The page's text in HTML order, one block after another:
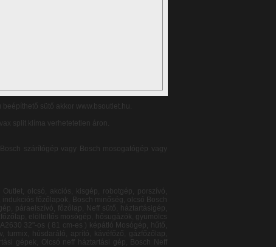
sütő akkor www.bsoutlet.hu.
split klíma verhetetetlen áron.
szárítógép vagy Bosch mosogatógép vagy
indukciós főzőlapok, Bosch minőség, olcsó Bosch háztartási gépek, Olcsó neff háztartási gép, Bosch Neff Outlet KG39VVL31 Aprító, turmix, mixer, húsdaráló Mosógép, hűtő, mosógatógép, páraelszívó, főzőlap, háztartásigép, Outlet, olcsó, akciós, kisgép, robotgép, porszívó, kenyérpiritó, hajszárító, tv, turmix, húsdaráló, aprító, kávéfőző, gázfőzőlap, elöltöltős mosógép, hősugázók, gyümölcs centrifugák, indukciós főzőlapok, Bosch minőség, olcsó Bosch háztartási gépek, Olcsó neff háztartási gép, Bosch Neff Outlet KG39VVW30 Aprító, turmix, mixer, húsdaráló Mosógép, hűtő, mosógatógép, páraelszívó, főzőlap, háztartásigép, Outlet, olcsó, akciós, kisgép, robotgép, porszívó, kenyérpiritó, hajszárító, tv, turmix, húsdaráló, aprító, kávéfőző, gázfőzőlap, elöltöltős mosógép, hősugázók, gyümölcs centrifugák, indukciós főzőlapok, Bosch minőség, olcsó Bosch háztartási gépek, Olcsó neff háztartási gép, Bosch Neff Outlet KG49EAI30 Aprító, turmix, mixer, húsdaráló Mosógép, hűtő, mosógatógép, páraelszívó, főzőlap, háztartásigép, Outlet, olcsó, akciós, kisgép, robotgép, porszívó, kenyérpiritó, hajszárító, tv, turmix, húsdaráló, aprító, kávéfőző, gázfőzőlap, elöltöltős mosógép, hősugázók, gyümölcs centrifugák, indukciós főzőlapok, Bosch minőség, olcsó Bosch háztartási gépek, Olcsó neff háztartási gép, Bosch Neff Outlet KG49NAI22 Aprító, turmix, mixer, húsdaráló Mosógép, hűtő, mosógatógép, páraelszívó, főzőlap, háztartásigép, Midea klíma, Outlet, olcsó, akciós, kisgép, robotgép, porszívó, kenyérpiritó, hajszárító, tv, turmix, húsdaráló, aprító, kávéfőző, Neff sütő, gázfőzőlap, elöltöltős mosógép, hősugázók, gyümölcs centrifugák, indukciós főzőlapok, Bosch minőség, olcsó Bosch háztartási gépek, Olcsó neff háztartási gép, Bosch Neff Outlet KGE39AL40 Aprító, turmix, mixer, húsdaráló Mosógép, hűtő, mosógatógép, páraelszívó, főzőlap, háztartásigép, Outlet, olcsó, akciós, kisgép, robotgép, porszívó, kenyérpiritó, hajszárító, tv, turmix, húsdaráló, aprító, kávéfőző, gázfőzőlap, elöltöltős mosógép, hősugázók, gyümölcs centrifugák, indukciós főzőlapok, Bosch minőség, olcsó Bosch háztartási gépek, Olcsó neff háztartási gép, Bosch Neff Outlet KGE49AI30 Aprító, turmix, mixer, húsdaráló Mosógép, hűtő, mosógatógép, páraelszívó, főzőlap, háztartásigép, Outlet, Midea klíma, olcsó, akciós, kisgép, robotgép, porszívó, kenyérpiritó, hajszárító, tv, turmix, húsdaráló, aprító, kávéfőző, gázfőzőlap, elöltöltős mosógép, hősugázók, gyümölcs centrifugák, indukciós főzőlapok, Bosch minőség, olcsó Bosch háztartási gépek, Olcsó neff háztartási gép, Bosch Neff Outlet KGV39VL30 Aprító, turmix, mixer, húsdaráló Mosógép, hűtő, mosógatógép, páraelszívó, főzőlap, háztartásigép, Outlet, olcsó, akciós, kisgép, robotgép, porszívó,